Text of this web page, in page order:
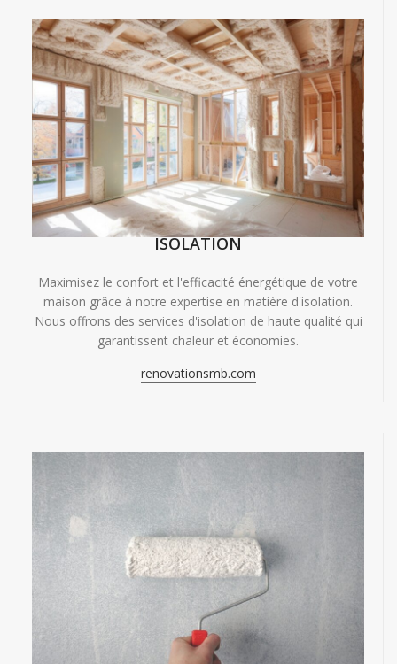
ISOLATION
Maximisez le confort et l'efficacité énergétique de votre
maison grâce à notre expertise en matière d'isolation.
Nous offrons des services d'isolation de haute qualité qui
garantissent chaleur et économies.
renovationsmb.com